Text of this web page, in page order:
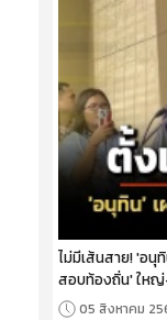
ไม่มีเส้นสาย! 'อนุ
สอบท้องถิ่น' ให
05 สิงหาคม